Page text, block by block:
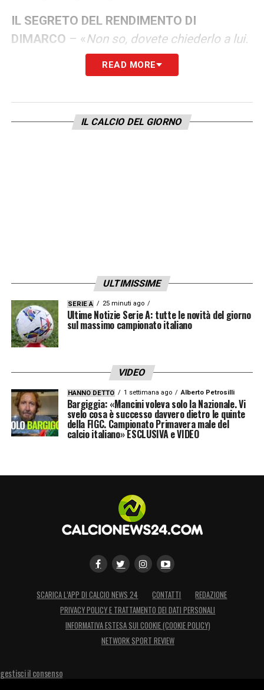
IL SEGRETO DEL RENDIMENTO DI
DIMARCO – «Non so, dovete chiederlo a lui.
Noi siamo molto contenti del suo inizio di
stagione, la mentalità, la voglia di lavorare
sempre avuta. Ci godiamo un giocatore
maturo, completo, che ci dà una grossa
READ MORE
IL CALCIO DEL GIORNO
ULTIMISSIME
SERIE A 25 minuti ago
Ultime Notizie Serie A: tutte le novità del giorno
sul massimo campionato italiano
VIDEO
HANNO DETTO 1 settimana ago Alberto Petrosilli
Bargiggia: «Mancini voleva solo la Nazionale. Vi
svelo cosa è successo davvero dietro le quinte
della FIGC. Campionato Primavera male del
calcio italiano» ESCLUSIVA e VIDEO
SCARICA L’APP DI CALCIO NEWS 24 CONTATTI
REDAZIONE
PRIVACY POLICY E TRATTAMENTO DEI DATI PERSONALI
INFORMATIVA ESTESA SUI COOKIE (COOKIE POLICY)
NETWORK SPORT REVIEW
gestisci il consenso